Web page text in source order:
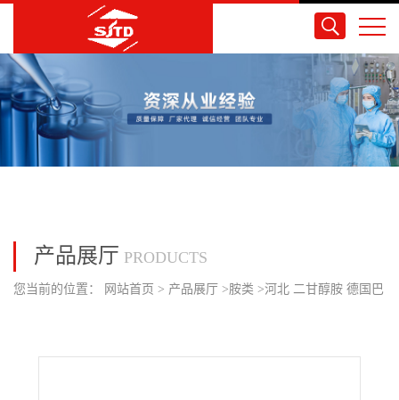
产品展厅 PRODUCTS
您当前的位置： 网站首页 > 产品展厅 >胺类 >河北 二甘醇胺 德国巴